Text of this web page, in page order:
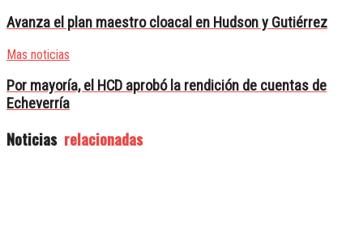
Avanza el plan maestro cloacal en Hudson y Gutiérrez
Mas noticias
Por mayoría, el HCD aprobó la rendición de cuentas de
Echeverría
Noticias relacionadas